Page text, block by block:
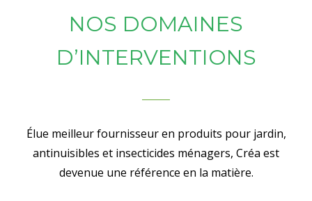
NOS DOMAINES
D’INTERVENTIONS
Élue meilleur fournisseur en produits pour jardin,
antinuisibles et insecticides ménagers, Créa est
devenue une référence en la matière.